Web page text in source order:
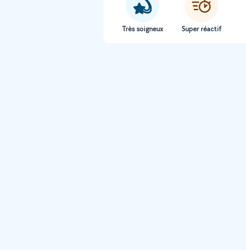
Très soigneux Super réactif